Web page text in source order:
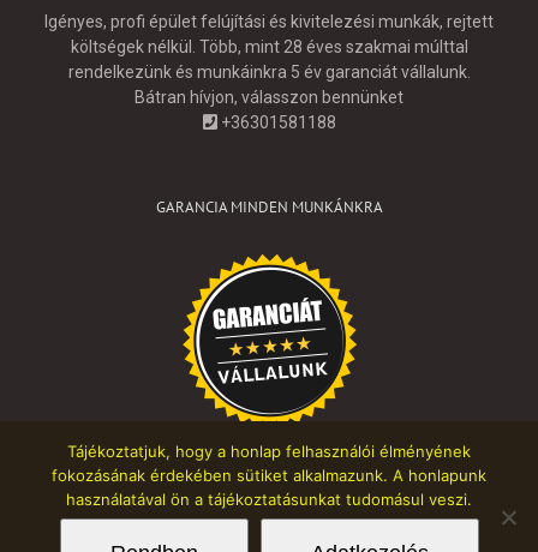
Igényes, profi épület felújítási és kivitelezési munkák, rejtett
költségek nélkül. Több, mint 28 éves szakmai múlttal
rendelkezünk és munkáinkra 5 év garanciát vállalunk.
Bátran hívjon, válasszon bennünket
+36301581188
GARANCIA MINDEN MUNKÁNKRA
Tájékoztatjuk, hogy a honlap felhasználói élményének
fokozásának érdekében sütiket alkalmazunk. A honlapunk
használatával ön a tájékoztatásunkat tudomásul veszi.